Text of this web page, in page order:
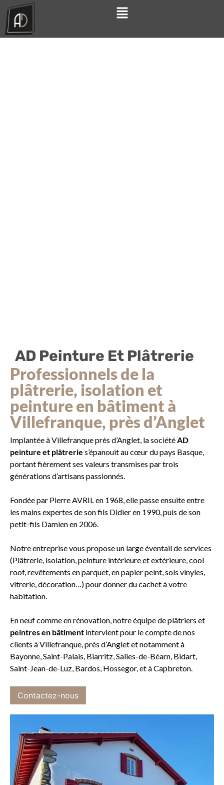
AD Peinture Et Plâtrerie
Professionnels de la
plâtrerie, isolation et
peinture en bâtiment à
Villefranque, près d’Anglet
Implantée à Villefranque près d’Anglet, la sociétéAD
peinture et plâtrerie s’épanouit au cœur du pays Basque,
portant fièrement ses valeurs transmises par trois
générations d’artisans passionnés.
Fondée par Pierre AVRIL en 1968, elle passe ensuite entre
les mains expertes de son fils Didier en 1990, puis de son
petit-fils Damien en 2006.
Notre entreprise vous propose un large éventail de services
(Plâtrerie, isolation, peinture intérieure et extérieure, cool
roof, revêtements en parquet, en papier peint, sols vinyles,
vitrerie, décoration…) pour donner du cachet à votre
habitation.
En neuf comme en rénovation, notre équipe de plâtriers et
peintres en bâtiment intervient pour le compte de nos
clients à Villefranque, près d’Anglet et notamment à
Bayonne, Saint-Palais, Biarritz, Salies-de-Béarn, Bidart,
Saint-Jean-de-Luz, Bardos, Hossegor, et à Capbreton.
Contactez-nous